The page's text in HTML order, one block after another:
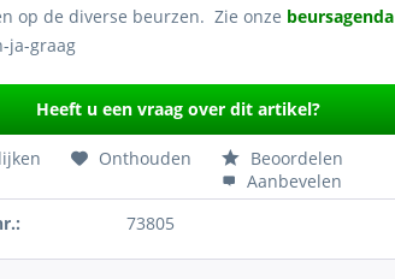
op de diverse beurzen. Zie onze beursagenda
Heeft u een vraag over dit artikel?
Onthouden
Beoordelen
Aanbevelen
73805